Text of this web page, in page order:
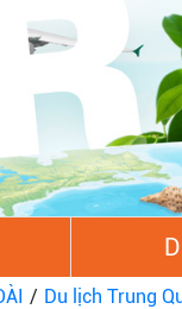
/ Du lịch Trung